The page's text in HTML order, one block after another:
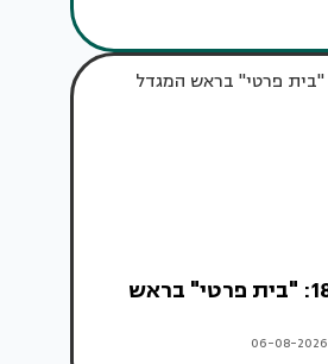
וילה בקומה ה-18: "בית פרטי" בראש
06-08-2026